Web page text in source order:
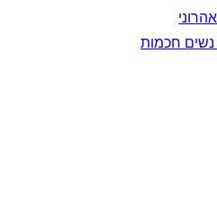
חכמות